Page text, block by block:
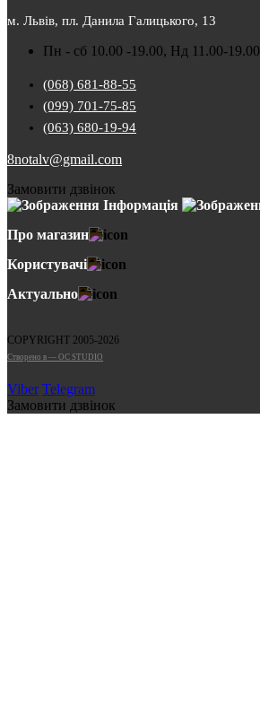
м. Львів, пл. Данила Галицького, 13
Пн - сб 10.00 -19.00, Нд 11.00-19.00
(068) 681-88-55
(099) 701-75-85
(063) 680-19-94
8notalv@gmail.com
Замовити дзвінок
Інформація
Про магазин
Користувачі
Актуально
COPYRIGHT 2005-2026
Cтворено в — OC STUDIO
Viber Telegram
Замовити дзвінок